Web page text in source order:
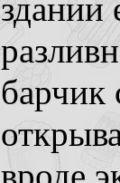
здании
барчик